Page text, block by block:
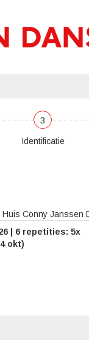
3
Identificatie
Conny Janssen
| 6 repetities: 5x
okt)